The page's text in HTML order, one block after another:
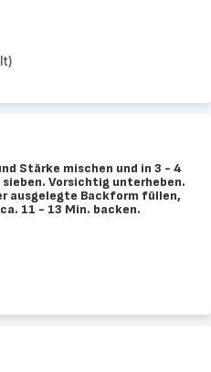
Stärke mischen und in 3 - 4
Vorsichtig unterheben.
ausgelegte Backform füllen,
11 - 13 Min. backen.